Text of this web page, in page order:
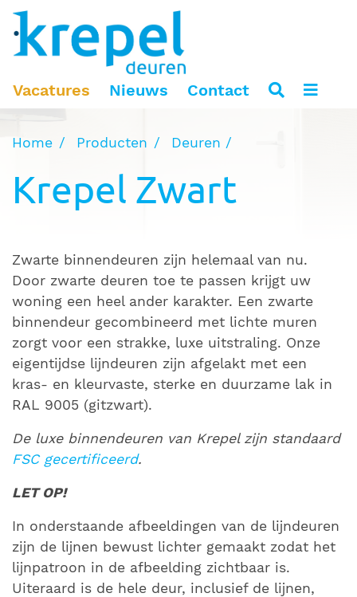
Vacatures Nieuws Contact
Home Producten Deuren
Krepel Zwart
Zwarte binnendeuren zijn helemaal van nu.
Door zwarte deuren toe te passen krijgt uw
woning een heel ander karakter. Een zwarte
binnendeur gecombineerd met lichte muren
zorgt voor een strakke, luxe uitstraling. Onze
eigentijdse lijndeuren zijn afgelakt met een
kras- en kleurvaste, sterke en duurzame lak in
RAL 9005 (gitzwart).
De luxe binnendeuren van Krepel zijn standaard
FSC gecertificeerd.
LET OP!
In onderstaande afbeeldingen van de lijndeuren
zijn de lijnen bewust lichter gemaakt zodat het
lijnpatroon in de afbeelding zichtbaar is.
Uiteraard is de hele deur, inclusief de lijnen,